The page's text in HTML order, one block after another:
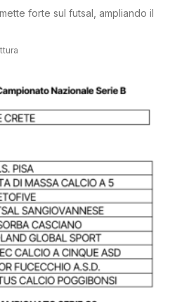
forte sul futsal, ampliando il